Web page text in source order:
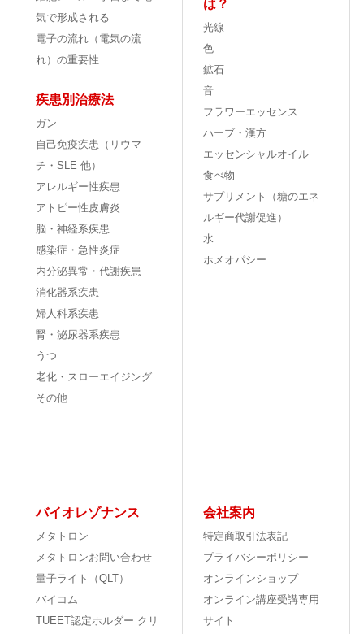
気で形成される
電子の流れ（電気の流
れ）の重要性
疾患別治療法
ガン
自己免疫疾患（リウマ
チ・SLE 他）
アレルギー性疾患
アトピー性皮膚炎
脳・神経系疾患
感染症・急性炎症
内分泌異常・代謝疾患
消化器系疾患
婦人科系疾患
腎・泌尿器系疾患
うつ
老化・スローエイジング
その他
は？
光線
色
鉱石
音
フラワーエッセンス
ハーブ・漢方
エッセンシャルオイル
食べ物
サプリメント（糖のエネ
ルギー代謝促進）
水
ホメオパシー
バイオレゾナンス
メタトロン
メタトロンお問い合わせ
量子ライト（QLT）
バイコム
TUEET認定ホルダー クリ
会社案内
特定商取引法表記
プライバシーポリシー
オンラインショップ
オンライン講座受講専用
サイト